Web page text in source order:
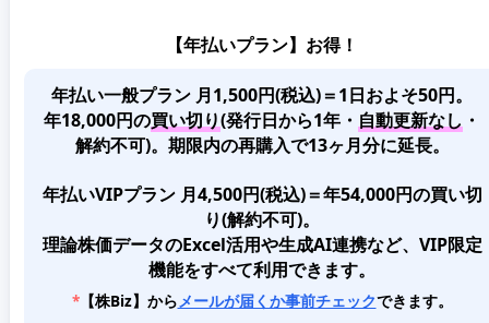
【年払いプラン】お得！
年払い一般プラン 月1,500円(税込)＝1日およそ50円。
年18,000円の買い切り(発行日から1年・ 自動更新なし ・
解約不可)。期限内の再購入で13ヶ月分に延長。
年払いVIPプラン 月4,500円(税込)＝年54,000円の買い切
り(解約不可)。
理論株価データのExcel活用や生成AI連携など、VIP限定
機能をすべて利用できます。
*【株Biz】から メールが届くか事前チェックできます。